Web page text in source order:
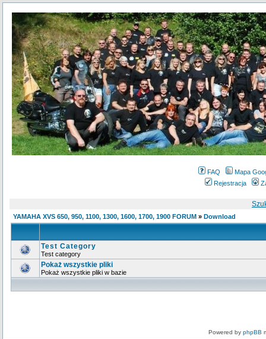
FAQ
Mapa
Rejestracja
YAMAHA XVS 650, 950, 1100, 1300, 1600, 1700, 1900 FORUM » Download
Test Category
Test category
Pokaż wszystkie pliki
Pokaż wszystkie pliki w bazie
Powered by phpBB